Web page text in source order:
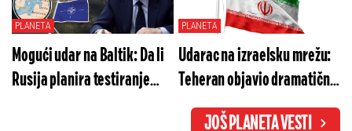
PLANETA
Mogući udar na Baltik: Da li
Rusija planira testiranje
PLANETA
Udarac na izraelsku mrežu:
Teheran objavio dramatične
vesti o hapšenju špijuna
JOŠ PLANETA VESTI